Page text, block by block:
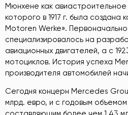
Мюнхене как
которого в 1917 г. была создана
Motoren Werke».
специализировалось на
авиационных двигателей, а с
мотоциклов. История успеха
производителя автомобилей
Сегодня концерн Mercedes
млрд. евро, и с годовым